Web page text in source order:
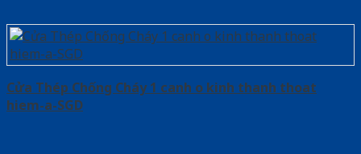
Cửa Thép Chống Cháy 1 canh o kinh thanh thoat
hiem-a-SGD